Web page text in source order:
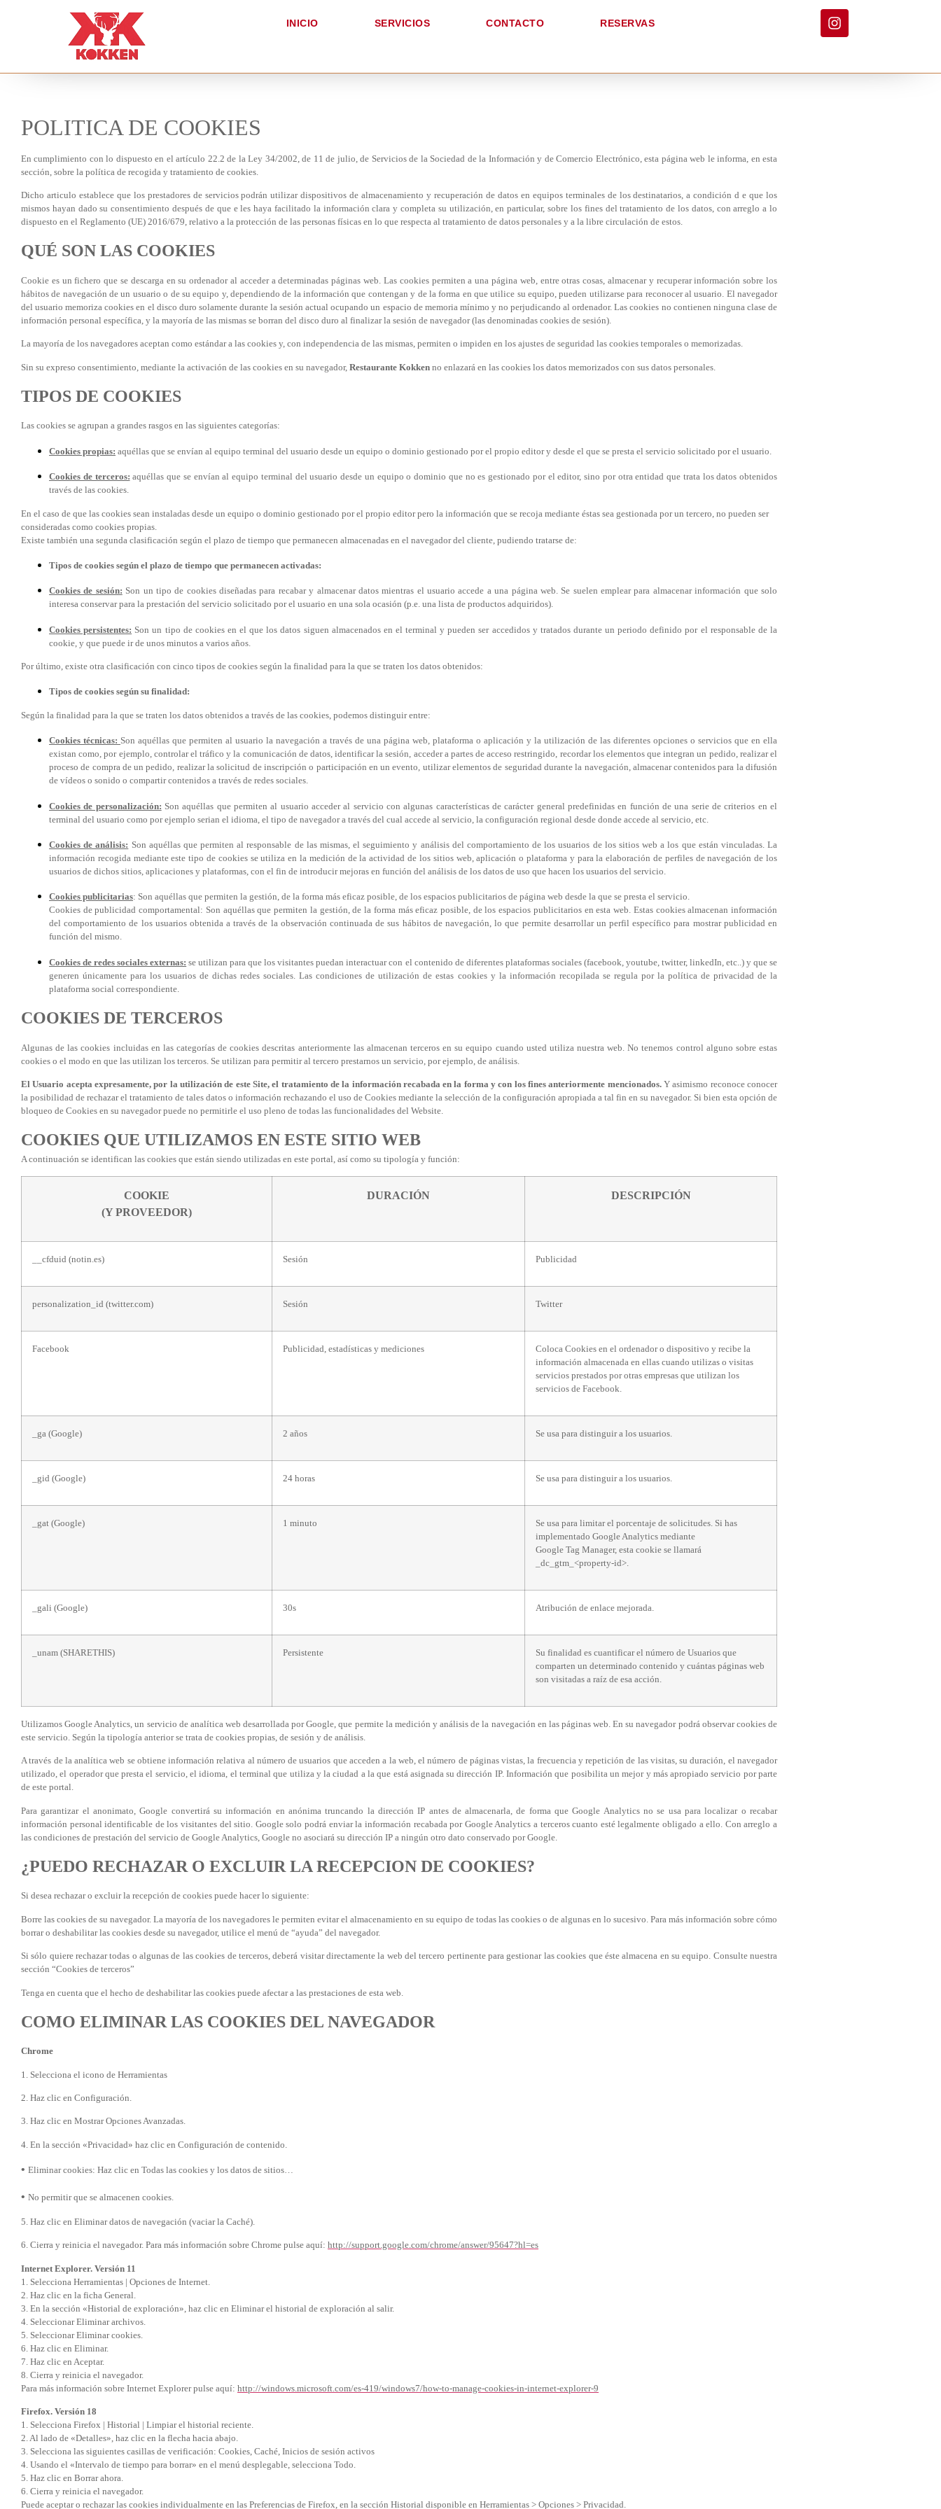
INICIO SERVICIOS CONTACTO RESERVAS
POLITICA DE COOKIES
En cumplimiento con lo dispuesto en el artículo 22.2 de la Ley 34/2002, de 11 de julio, de Servicios de la Sociedad de la Información y de Comercio Electrónico, esta página web le informa, en esta
sección, sobre la política de recogida y tratamiento de cookies.
Dicho articulo establece que los prestadores de servicios podrán utilizar dispositivos de almacenamiento y recuperación de datos en equipos terminales de los destinatarios, a condición d e que los
mismos hayan dado su consentimiento después de que e les haya facilitado la información clara y completa su utilización, en particular, sobre los fines del tratamiento de los datos, con arreglo a lo
dispuesto en el Reglamento (UE) 2016/679, relativo a la protección de las personas físicas en lo que respecta al tratamiento de datos personales y a la libre circulación de estos.
QUÉ SON LAS COOKIES
Cookie es un fichero que se descarga en su ordenador al acceder a determinadas páginas web. Las cookies permiten a una página web, entre otras cosas, almacenar y recuperar información sobre los
hábitos de navegación de un usuario o de su equipo y, dependiendo de la información que contengan y de la forma en que utilice su equipo, pueden utilizarse para reconocer al usuario. El navegador
del usuario memoriza cookies en el disco duro solamente durante la sesión actual ocupando un espacio de memoria mínimo y no perjudicando al ordenador. Las cookies no contienen ninguna clase de
información personal específica, y la mayoría de las mismas se borran del disco duro al finalizar la sesión de navegador (las denominadas cookies de sesión).
La mayoría de los navegadores aceptan como estándar a las cookies y, con independencia de las mismas, permiten o impiden en los ajustes de seguridad las cookies temporales o memorizadas.
Sin su expreso consentimiento, mediante la activación de las cookies en su navegador, Restaurante Kokken no enlazará en las cookies los datos memorizados con sus datos personales.
TIPOS DE COOKIES
Las cookies se agrupan a grandes rasgos en las siguientes categorías:
Cookies propias: aquéllas que se envían al equipo terminal del usuario desde un equipo o dominio gestionado por el propio editor y desde el que se presta el servicio solicitado por el usuario.
Cookies de terceros: aquéllas que se envían al equipo terminal del usuario desde un equipo o dominio que no es gestionado por el editor, sino por otra entidad que trata los datos obtenidos
través de las cookies.
En el caso de que las cookies sean instaladas desde un equipo o dominio gestionado por el propio editor pero la información que se recoja mediante éstas sea gestionada por un tercero, no pueden ser
consideradas como cookies propias.
Existe también una segunda clasificación según el plazo de tiempo que permanecen almacenadas en el navegador del cliente, pudiendo tratarse de:
Tipos de cookies según el plazo de tiempo que permanecen activadas:
Cookies de sesión: Son un tipo de cookies diseñadas para recabar y almacenar datos mientras el usuario accede a una página web. Se suelen emplear para almacenar información que solo
interesa conservar para la prestación del servicio solicitado por el usuario en una sola ocasión (p.e. una lista de productos adquiridos).
Cookies persistentes: Son un tipo de cookies en el que los datos siguen almacenados en el terminal y pueden ser accedidos y tratados durante un periodo definido por el responsable de la
cookie, y que puede ir de unos minutos a varios años.
Por último, existe otra clasificación con cinco tipos de cookies según la finalidad para la que se traten los datos obtenidos:
Tipos de cookies según su finalidad:
Según la finalidad para la que se traten los datos obtenidos a través de las cookies, podemos distinguir entre:
Cookies técnicas: Son aquéllas que permiten al usuario la navegación a través de una página web, plataforma o aplicación y la utilización de las diferentes opciones o servicios que en ella
existan como, por ejemplo, controlar el tráfico y la comunicación de datos, identificar la sesión, acceder a partes de acceso restringido, recordar los elementos que integran un pedido, realizar el
proceso de compra de un pedido, realizar la solicitud de inscripción o participación en un evento, utilizar elementos de seguridad durante la navegación, almacenar contenidos para la difusión
de vídeos o sonido o compartir contenidos a través de redes sociales.
Cookies de personalización: Son aquéllas que permiten al usuario acceder al servicio con algunas características de carácter general predefinidas en función de una serie de criterios en el
terminal del usuario como por ejemplo serian el idioma, el tipo de navegador a través del cual accede al servicio, la configuración regional desde donde accede al servicio, etc.
Cookies de análisis: Son aquéllas que permiten al responsable de las mismas, el seguimiento y análisis del comportamiento de los usuarios de los sitios web a los que están vinculadas. La
información recogida mediante este tipo de cookies se utiliza en la medición de la actividad de los sitios web, aplicación o plataforma y para la elaboración de perfiles de navegación de los
usuarios de dichos sitios, aplicaciones y plataformas, con el fin de introducir mejoras en función del análisis de los datos de uso que hacen los usuarios del servicio.
Cookies publicitarias: Son aquéllas que permiten la gestión, de la forma más eficaz posible, de los espacios publicitarios de página web desde la que se presta el servicio.
Cookies de publicidad comportamental: Son aquéllas que permiten la gestión, de la forma más eficaz posible, de los espacios publicitarios en esta web. Estas cookies almacenan información
del comportamiento de los usuarios obtenida a través de la observación continuada de sus hábitos de navegación, lo que permite desarrollar un perfil específico para mostrar publicidad en
función del mismo.
Cookies de redes sociales externas: se utilizan para que los visitantes puedan interactuar con el contenido de diferentes plataformas sociales (facebook, youtube, twitter, linkedIn, etc..) y que se
generen únicamente para los usuarios de dichas redes sociales. Las condiciones de utilización de estas cookies y la información recopilada se regula por la política de privacidad de la
plataforma social correspondiente.
COOKIES DE TERCEROS
Algunas de las cookies incluidas en las categorías de cookies descritas anteriormente las almacenan terceros en su equipo cuando usted utiliza nuestra web. No tenemos control alguno sobre estas
cookies o el modo en que las utilizan los terceros. Se utilizan para permitir al tercero prestarnos un servicio, por ejemplo, de análisis.
El Usuario acepta expresamente, por la utilización de este Site, el tratamiento de la información recabada en la forma y con los fines anteriormente mencionados.Y asimismo reconoce conocer
la posibilidad de rechazar el tratamiento de tales datos o información rechazando el uso de Cookies mediante la selección de la configuración apropiada a tal fin en su navegador. Si bien esta opción de
bloqueo de Cookies en su navegador puede no permitirle el uso pleno de todas las funcionalidades del Website.
COOKIES QUE UTILIZAMOS EN ESTE SITIO WEB
A continuación se identifican las cookies que están siendo utilizadas en este portal, así como su tipología y función:
COOKIE
(Y PROVEEDOR)
DURACIÓN DESCRIPCIÓN
__cfduid (notin.es) Sesión Publicidad
personalization_id (twitter.com) Sesión Twitter
Facebook Publicidad, estadísticas y mediciones
Coloca Cookies en el ordenador o dispositivo y recibe la
información almacenada en ellas cuando utilizas o visitas
servicios prestados por otras empresas que utilizan los
servicios de Facebook.
_ga (Google) 2 años Se usa para distinguir a los usuarios.
_gid (Google) 24 horas Se usa para distinguir a los usuarios.
_gat (Google) 1 minuto
Se usa para limitar el porcentaje de solicitudes. Si has
implementado Google Analytics mediante
Google Tag Manager, esta cookie se llamará
_dc_gtm_<property-id>.
_gali (Google) 30s Atribución de enlace mejorada.
_unam (SHARETHIS) Persistente
Su finalidad es cuantificar el número de Usuarios que
comparten un determinado contenido y cuántas páginas web
son visitadas a raíz de esa acción.
Utilizamos Google Analytics, un servicio de analítica web desarrollada por Google, que permite la medición y análisis de la navegación en las páginas web. En su navegador podrá observar cookies de
este servicio. Según la tipología anterior se trata de cookies propias, de sesión y de análisis.
A través de la analítica web se obtiene información relativa al número de usuarios que acceden a la web, el número de páginas vistas, la frecuencia y repetición de las visitas, su duración, el navegador
utilizado, el operador que presta el servicio, el idioma, el terminal que utiliza y la ciudad a la que está asignada su dirección IP. Información que posibilita un mejor y más apropiado servicio por parte
de este portal.
Para garantizar el anonimato, Google convertirá su información en anónima truncando la dirección IP antes de almacenarla, de forma que Google Analytics no se usa para localizar o recabar
información personal identificable de los visitantes del sitio. Google solo podrá enviar la información recabada por Google Analytics a terceros cuanto esté legalmente obligado a ello. Con arreglo a
las condiciones de prestación del servicio de Google Analytics, Google no asociará su dirección IP a ningún otro dato conservado por Google.
¿PUEDO RECHAZAR O EXCLUIR LA RECEPCION DE COOKIES?
Si desea rechazar o excluir la recepción de cookies puede hacer lo siguiente:
Borre las cookies de su navegador. La mayoría de los navegadores le permiten evitar el almacenamiento en su equipo de todas las cookies o de algunas en lo sucesivo. Para más información sobre cómo
borrar o deshabilitar las cookies desde su navegador, utilice el menú de “ayuda” del navegador.
Si sólo quiere rechazar todas o algunas de las cookies de terceros, deberá visitar directamente la web del tercero pertinente para gestionar las cookies que éste almacena en su equipo. Consulte nuestra
sección “Cookies de terceros”
Tenga en cuenta que el hecho de deshabilitar las cookies puede afectar a las prestaciones de esta web.
COMO ELIMINAR LAS COOKIES DEL NAVEGADOR
Chrome
1. Selecciona el icono de Herramientas
2. Haz clic en Configuración.
3. Haz clic en Mostrar Opciones Avanzadas.
4. En la sección «Privacidad» haz clic en Configuración de contenido.
• Eliminar cookies: Haz clic en Todas las cookies y los datos de sitios…
• No permitir que se almacenen cookies.
5. Haz clic en Eliminar datos de navegación (vaciar la Caché).
6. Cierra y reinicia el navegador. Para más información sobre Chrome pulse aquí: http://support.google.com/chrome/answer/95647?hl=es
Internet Explorer. Versión 11
1. Selecciona Herramientas | Opciones de Internet.
2. Haz clic en la ficha General.
3. En la sección «Historial de exploración», haz clic en Eliminar el historial de exploración al salir.
4. Seleccionar Eliminar archivos.
5. Seleccionar Eliminar cookies.
6. Haz clic en Eliminar.
7. Haz clic en Aceptar.
8. Cierra y reinicia el navegador.
Para más información sobre Internet Explorer pulse aquí: http://windows.microsoft.com/es-419/windows7/how-to-manage-cookies-in-internet-explorer-9
Firefox. Versión 18
1. Selecciona Firefox | Historial | Limpiar el historial reciente.
2. Al lado de «Detalles», haz clic en la flecha hacia abajo.
3. Selecciona las siguientes casillas de verificación: Cookies, Caché, Inicios de sesión activos
4. Usando el «Intervalo de tiempo para borrar» en el menú desplegable, selecciona Todo.
5. Haz clic en Borrar ahora.
6. Cierra y reinicia el navegador.
Puede aceptar o rechazar las cookies individualmente en las Preferencias de Firefox, en la sección Historial disponible en Herramientas > Opciones > Privacidad.